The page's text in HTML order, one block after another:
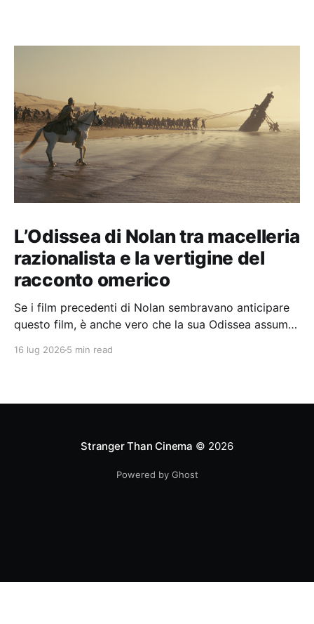
L’Odissea di Nolan tra macelleria
razionalista e la vertigine del
racconto omerico
Se i film precedenti di Nolan sembravano anticipare
questo film, è anche vero che la sua Odissea assume
16 lug 2026 5 min read
Stranger Than Cinema © 2026
Powered by Ghost